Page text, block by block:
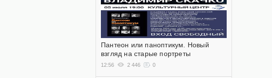
Пантеон или паноптикум. Новый
взгляд на старые портреты
12:56 2 446 0